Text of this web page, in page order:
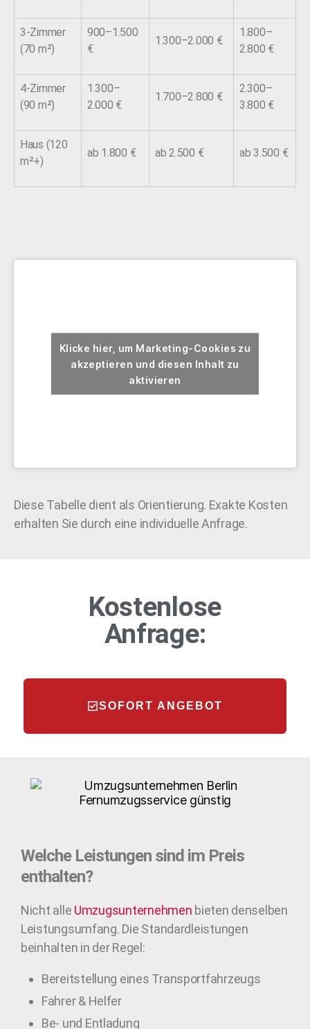
3-Zimmer
(70 m²)
900–1.500
€
1.300–2.000 €
1.800–
2.800 €
4-Zimmer
(90 m²)
1.300–
2.000 €
1.700–2.800 €
2.300–
3.800 €
Haus (120
m²+)
ab 1.800 € ab 2.500 € ab 3.500 €
Klicke hier, um Marketing-Cookies zu
akzeptieren und diesen Inhalt zu
aktivieren
Diese Tabelle dient als Orientierung. Exakte Kosten
erhalten Sie durch eine individuelle Anfrage.
Kostenlose
Anfrage:
SOFORT ANGEBOT
Welche Leistungen sind im Preis
enthalten?
Nicht alle Umzugsunternehmen bieten denselben
Leistungsumfang. Die Standardleistungen
beinhalten in der Regel:
Bereitstellung eines Transportfahrzeugs
Fahrer & Helfer
Be- und Entladung